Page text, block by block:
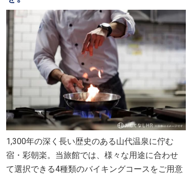
1,300年の深く長い歴史のある山代温泉に佇む
宿・彩朝楽。当旅館では、様々な用途に合わせ
て選択できる4種類のバイキングコースをご用意